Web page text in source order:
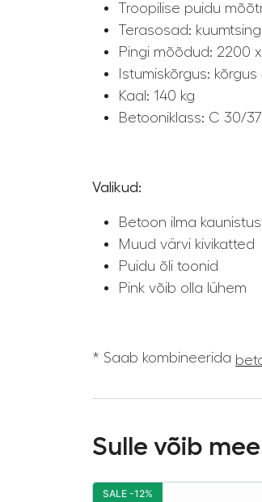
Troopilise puidu
Terasosad:
Pingi mõõdud: 2200
Istumiskõrgus:
Kaal: 140 kg
Betooniklass: C 30/37
Valikud:
Betoon ilma
Muud värvi kivikatted
Puidu õli toonid
Pink võib olla lühem
* Saab kombineerida
Sulle võib
SALE -12%